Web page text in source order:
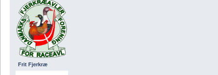
Frit Fjerkræ